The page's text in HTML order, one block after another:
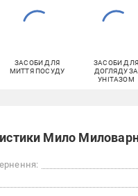
ЗАСОБИ ДЛЯ
МИТТЯ ПОСУДУ
ЗАСОБИ ДЛЯ
ДОГЛЯДУ ЗА
УНІТАЗОМ
Мило